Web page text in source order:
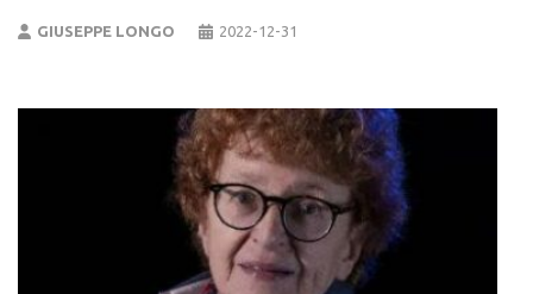
GIUSEPPE LONGO 2022-12-31